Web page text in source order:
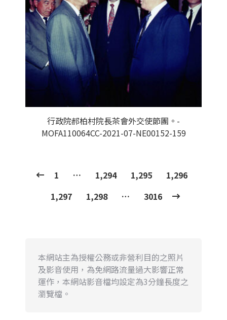
行政院郝柏村院長茶會外交使節團。-
MOFA110064CC-2021-07-NE00152-159
1 … 1,294 1,295
1,296
1,297
1,298 … 3016
本網站主為授權公務或非營利目的之照片
及影音使用，為免網路流量過大影響正常
運作，本網站影音檔均設定為3分鐘長度之
瀏覽檔。